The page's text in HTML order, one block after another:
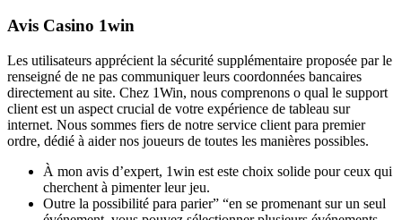
Avis Casino 1win
Les utilisateurs apprécient la sécurité supplémentaire proposée par le
renseigné de ne pas communiquer leurs coordonnées bancaires
directement au site. Chez 1Win, nous comprenons o qual le support
client est un aspect crucial de votre expérience de tableau sur
internet. Nous sommes fiers de notre service client para premier
ordre, dédié à aider nos joueurs de toutes les manières possibles.
À mon avis d’expert, 1win est este choix solide pour ceux qui
cherchent à pimenter leur jeu.
Outre la possibilité para parier” “en se promenant sur un seul